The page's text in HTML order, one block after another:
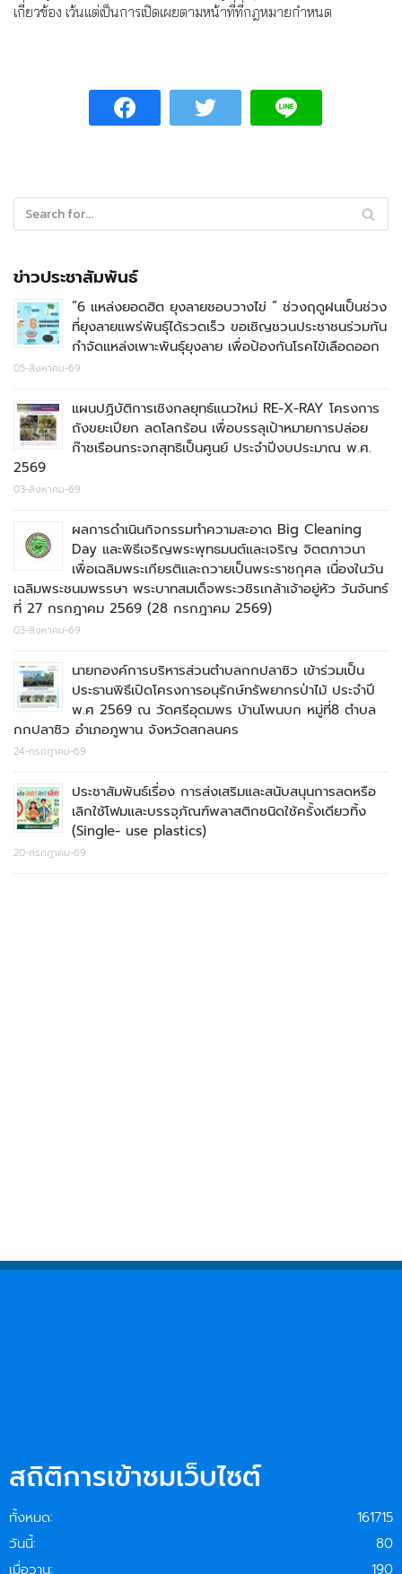
เกี่ยวข้อง เว้นแต่เป็นการเปิดเผยตามหน้าที่ที่กฎหมายกำหนด
ข่าวประชาสัมพันธ์
“6 แหล่งยอดฮิต ยุงลายชอบวางไข่ ” ช่วงฤดูฝนเป็นช่วง
ที่ยุงลายแพร่พันธุ์ได้รวดเร็ว ขอเชิญชวนประชาชนร่วมกัน
กำจัดแหล่งเพาะพันธุ์ยุงลาย เพื่อป้องกันโรคไข้เลือดออก
05-สิงหาคม-69
แผนปฏิบัติการเชิงกลยุทธ์แนวใหม่ RE-X-RAY โครงการ
ถังขยะเปียก ลดโลกร้อน เพื่อบรรลุเป้าหมายการปล่อย
ก๊าชเรือนกระจกสุทธิเป็นศูนย์ ประจำปีงบประมาณ พ.ศ.
2569
03-สิงหาคม-69
ผลการดำเนินกิจกรรมทำความสะอาด Big Cleaning
Day และพิธีเจริญพระพุทธมนต์และเจริญ จิตตภาวนา
เพื่อเฉลิมพระเกียรติและถวายเป็นพระราชกุศล เนื่องในวัน
เฉลิมพระชนมพรรษา พระบาทสมเด็จพระวชิรเกล้าเจ้าอยู่หัว วันจันทร์
ที่ 27 กรกฎาคม 2569 (28 กรกฎาคม 2569)
03-สิงหาคม-69
นายกองค์การบริหารส่วนตำบลกกปลาซิว เข้าร่วมเป็น
ประธานพิธีเปิดโครงการอนุรักษ์ทรัพยากรป่าไม้ ประจำปี
พ.ศ 2569 ณ วัดศรีอุดมพร บ้านโพนบก หมู่ที่8 ตำบล
กกปลาซิว อำเภอภูพาน จังหวัดสกลนคร
24-กรกฎาคม-69
ประชาสัมพันธ์เรื่อง การส่งเสริมและสนับสนุนการลดหรือ
เลิกใช้โฟมและบรรจุภัณฑ์พลาสติกชนิดใช้ครั้งเดียวทิ้ง
(Single- use plastics)
20-กรกฎาคม-69
สถิติการเข้าชมเว็บไซต์
161715
ทั้งหมด:
80
วันนี้:
190
เมื่อวาน: